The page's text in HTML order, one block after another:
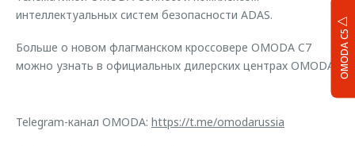
OMODA C5
интеллектуальных систем безопасности ADAS.
Больше о новом флагманском кроссовере OMODA C7
можно узнать в официальных дилерских центрах OMODA.
Telegram-канал OMODA: https://t.me/omodarussia